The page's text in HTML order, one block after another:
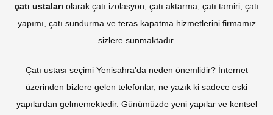
çatı ustaları olarak çatı izolasyon, çatı aktarma, çatı tamiri, çatı
yapımı, çatı sundurma ve teras kapatma hizmetlerini firmamız
sizlere sunmaktadır.
Çatı ustası seçimi Yenisahra’da neden önemlidir? İnternet
üzerinden bizlere gelen telefonlar, ne yazık ki sadece eski
yapılardan gelmemektedir. Günümüzde yeni yapılar ve kentsel